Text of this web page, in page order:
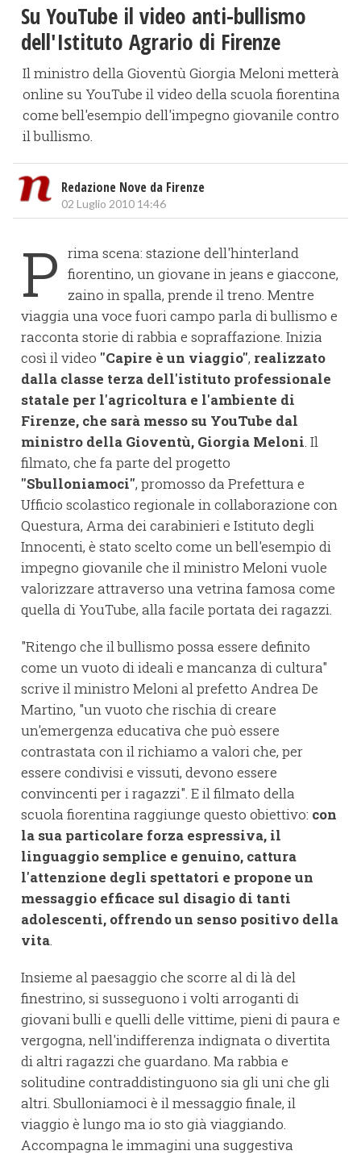
Su YouTube il video anti-bullismo
dell'Istituto Agrario di Firenze
Il ministro della Gioventù Giorgia Meloni metterà
online su YouTube il video della scuola fiorentina
come bell'esempio dell'impegno giovanile contro
il bullismo.
Redazione Nove da Firenze
02 Luglio 2010 14:46
P rima scena: stazione dell'hinterland
fiorentino, un giovane in jeans e giaccone,
zaino in spalla, prende il treno. Mentre
viaggia una voce fuori campo parla di bullismo e
racconta storie di rabbia e sopraffazione. Inizia
così il video "Capire è un viaggio", realizzato
dalla classe terza dell'istituto professionale
statale per l'agricoltura e l'ambiente di
Firenze, che sarà messo su YouTube dal
ministro della Gioventù, Giorgia Meloni. Il
filmato, che fa parte del progetto
"Sbulloniamoci", promosso da Prefettura e
Ufficio scolastico regionale in collaborazione con
Questura, Arma dei carabinieri e Istituto degli
Innocenti, è stato scelto come un bell'esempio di
impegno giovanile che il ministro Meloni vuole
valorizzare attraverso una vetrina famosa come
quella di YouTube, alla facile portata dei ragazzi.
"Ritengo che il bullismo possa essere definito
come un vuoto di ideali e mancanza di cultura"
scrive il ministro Meloni al prefetto Andrea De
Martino, "un vuoto che rischia di creare
un'emergenza educativa che può essere
contrastata con il richiamo a valori che, per
essere condivisi e vissuti, devono essere
convincenti per i ragazzi". E il filmato della
scuola fiorentina raggiunge questo obiettivo: con
la sua particolare forza espressiva, il
linguaggio semplice e genuino, cattura
l'attenzione degli spettatori e propone un
messaggio efficace sul disagio di tanti
adolescenti, offrendo un senso positivo della
vita.
Insieme al paesaggio che scorre al di là del
finestrino, si susseguono i volti arroganti di
giovani bulli e quelli delle vittime, pieni di paura e
vergogna, nell'indifferenza indignata o divertita
di altri ragazzi che guardano. Ma rabbia e
solitudine contraddistinguono sia gli uni che gli
altri. Sbulloniamoci è il messaggio finale, il
viaggio è lungo ma io sto già viaggiando.
Accompagna le immagini una suggestiva